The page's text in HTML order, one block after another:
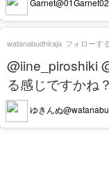
@iine_piroshiki
る感じですかね？
ゆきんぬ
watanabudhiraja フォローす